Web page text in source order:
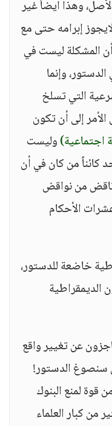
وهذا أيضاً غير
إبرامه حتى مع
المشكلة ليست في
وإنما
التي تسلخ
إلى أن تكون
اجتماعية)وليست
كائناً من كان في أن
من نواقض
الأحكام
خاضعة للدستور،
الديمقراطية
عن تغيير واقع
سنصوغ الدستور!
قوة لمنع البنوك
من كبار العلماء